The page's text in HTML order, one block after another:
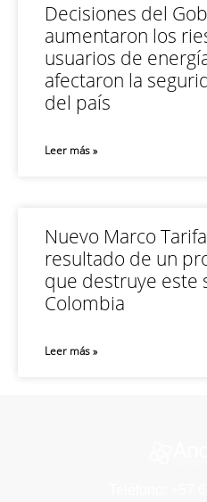
Decisiones del
aumentaron los
usuarios de
afectaron la
del país
Leer más »
Nuevo Marco
resultado de un
que destruye este
Colombia
Leer más »